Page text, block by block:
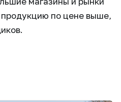
по цене выше,